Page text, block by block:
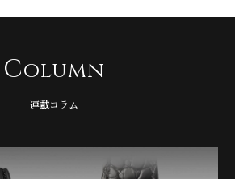
Column
連載コラム